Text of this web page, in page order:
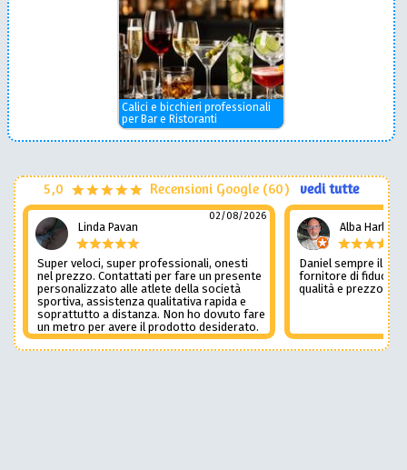
Calici e bicchieri professionali
per Bar e Ristoranti
5,0 Recensioni Google (60) vedi tutte
Linda Pavan
02/08/2026
Super veloci, super professionali, onesti
nel prezzo. Contattati per fare un presente
personalizzato alle atlete della società
sportiva, assistenza qualitativa rapida e
soprattutto a distanza. Non ho dovuto fare
un metro per avere il prodotto desiderato.
Una assistenza del genere è rara e
preziosa. Credo li contatterò ancora in
Alba Harley
Daniel sempre il
fornitore di fiducia
qualità e prezzo